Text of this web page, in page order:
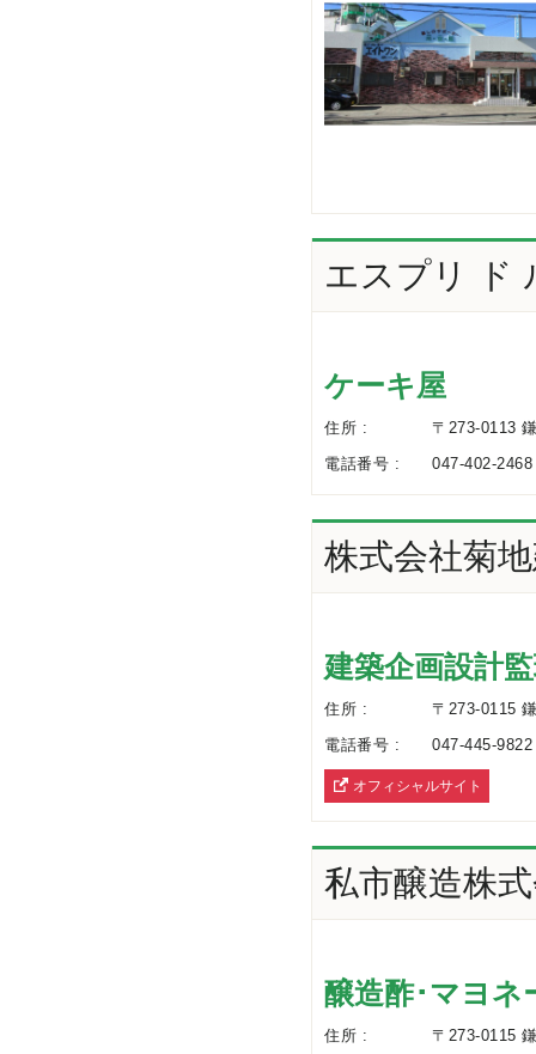
エスプリ ド
ケーキ屋
住所 :
〒273-0113
電話番号 :
047-402-2468
株式会社菊
建築企画設計
住所 :
〒273-0115
電話番号 :
047-445-9822
オフィシャルサイト
へ
私市醸造株
醸造酢･マヨネ
住所 :
〒273-0115